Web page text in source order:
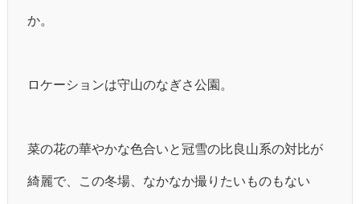
か。
ロケーションは守山のなぎさ公園。
菜の花の華やかな色合いと冠雪の比良山系の対比が
綺麗で、この冬場、なかなか撮りたいものもない